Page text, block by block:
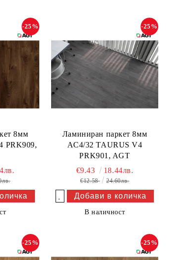
8мм
PRK909,
-25%
Ламиниран паркет 8мм
AC4/32 TAURUS V4
PRK901, AGT
-25%
€9.43 18.44лв.
€12.58 24.60лв.
В наличност
-25% -25%